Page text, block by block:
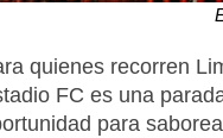
quienes recorren
FC es una
para